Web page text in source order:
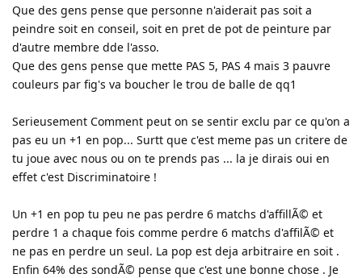
Que des gens pense que personne n'aiderait pas soit a
peindre soit en conseil, soit en pret de pot de peinture par
d'autre membre dde l'asso.
Que des gens pense que mette PAS 5, PAS 4 mais 3 pauvre
couleurs par fig's va boucher le trou de balle de qq1
Serieusement Comment peut on se sentir exclu par ce qu'on a
pas eu un +1 en pop... Surtt que c'est meme pas un critere de
tu joue avec nous ou on te prends pas ... la je dirais oui en
effet c'est Discriminatoire !
Un +1 en pop tu peu ne pas perdre 6 matchs d'affillÃ© et
perdre 1 a chaque fois comme perdre 6 matchs d'affilÃ© et
ne pas en perdre un seul. La pop est deja arbitraire en soit .
Enfin 64% des sondÃ© pense que c'est une bonne chose . Je